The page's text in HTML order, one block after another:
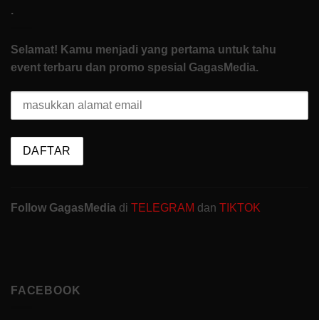
.
Selamat! Kamu menjadi yang pertama untuk tahu
event terbaru dan promo spesial GagasMedia.
Follow GagasMedia di TELEGRAM dan TIKTOK
FACEBOOK